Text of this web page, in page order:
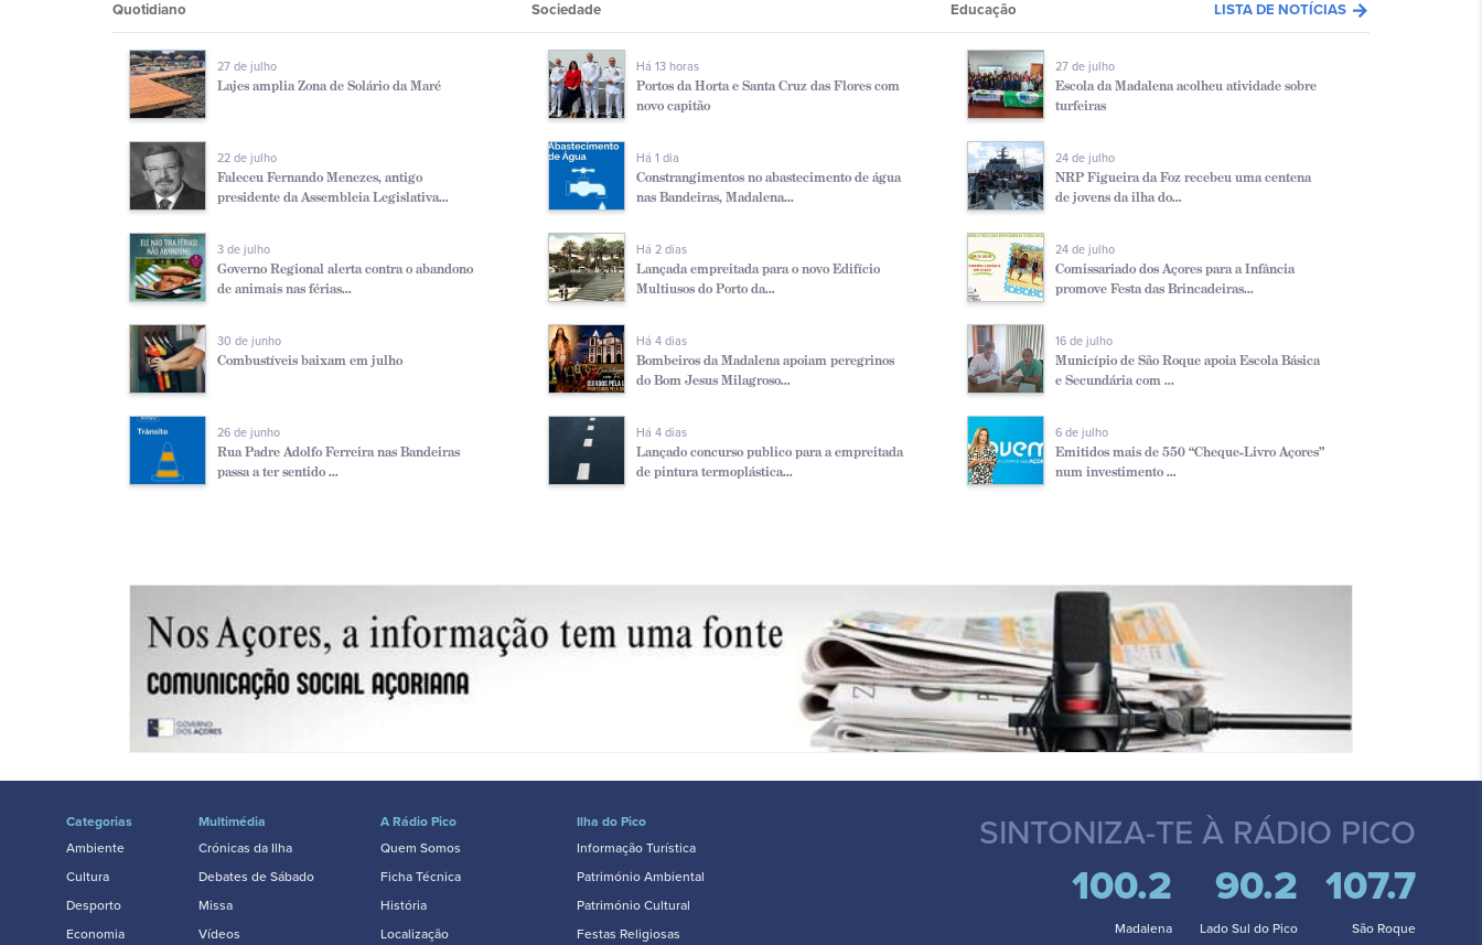
Quotidiano Sociedade Educação LISTA DE NOTÍCIAS arrow_forward
27 de julho
Lajes amplia Zona de Solário da Maré
22 de julho
Faleceu Fernando Menezes, antigo
presidente da Assembleia Legislativa...
3 de julho
Governo Regional alerta contra o abandono
de animais nas férias...
30 de junho
Combustíveis baixam em julho
26 de junho
Rua Padre Adolfo Ferreira nas Bandeiras
passa a ter sentido ...
Há 13 horas
Portos da Horta e Santa Cruz das Flores com
novo capitão
Há 1 dia
Constrangimentos no abastecimento de água
nas Bandeiras, Madalena...
Há 2 dias
Lançada empreitada para o novo Edifício
Multiusos do Porto da...
Há 4 dias
Bombeiros da Madalena apoiam peregrinos
do Bom Jesus Milagroso...
Há 4 dias
Lançado concurso publico para a empreitada
de pintura termoplástica...
27 de julho
Escola da Madalena acolheu atividade sobre
turfeiras
24 de julho
NRP Figueira da Foz recebeu uma centena
de jovens da ilha do...
24 de julho
Comissariado dos Açores para a Infância
promove Festa das Brincadeiras...
16 de julho
Município de São Roque apoia Escola Básica
e Secundária com ...
6 de julho
Emitidos mais de 550 “Cheque-Livro Açores”
num investimento ...
Categorias
Ambiente
Cultura
Desporto
Economia
Multimédia
Crónicas da Ilha
Debates de Sábado
Missa
Vídeos
A Rádio Pico
Quem Somos
Ficha Técnica
História
Localização
Ilha do Pico
Informação Turística
Património Ambiental
Património Cultural
Festas Religiosas
SINTONIZA-TE À RÁDIO PICO
100.2
Madalena
90.2
Lado Sul do Pico
107.7
São Roque